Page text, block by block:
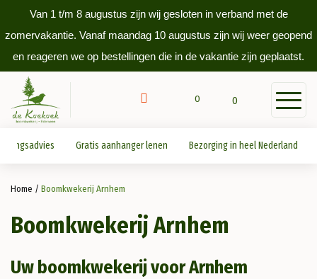
Van 1 t/m 8 augustus zijn wij gesloten in verband met de
zomervakantie. Vanaf maandag 10 augustus zijn wij weer geopend
en reageren we op bestellingen die in de vakantie zijn geplaatst.
0
0
Gratis aanhanger lenen Bezorging in heel Nederland
Home / Boomkwekerij Arnhem
Boomkwekerij Arnhem
Uw boomkwekerij voor Arnhem